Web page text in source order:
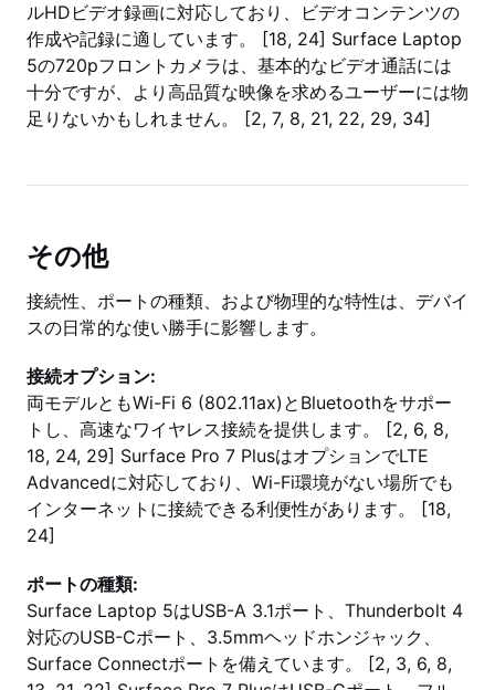
ルHDビデオ録画に対応しており、ビデオコンテンツの
作成や記録に適しています。 [18, 24] Surface Laptop
5の720pフロントカメラは、基本的なビデオ通話には
十分ですが、より高品質な映像を求めるユーザーには物
足りないかもしれません。 [2, 7, 8, 21, 22, 29, 34]
その他
接続性、ポートの種類、および物理的な特性は、デバイ
スの日常的な使い勝手に影響します。
接続オプション:
両モデルともWi-Fi 6 (802.11ax)とBluetoothをサポー
トし、高速なワイヤレス接続を提供します。 [2, 6, 8,
18, 24, 29] Surface Pro 7 PlusはオプションでLTE
Advancedに対応しており、Wi-Fi環境がない場所でも
インターネットに接続できる利便性があります。 [18,
24]
ポートの種類:
Surface Laptop 5はUSB-A 3.1ポート、Thunderbolt 4
対応のUSB-Cポート、3.5mmヘッドホンジャック、
Surface Connectポートを備えています。 [2, 3, 6, 8,